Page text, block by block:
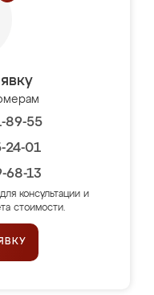
89-55
24-01
68-13
консультации и
стоимости.